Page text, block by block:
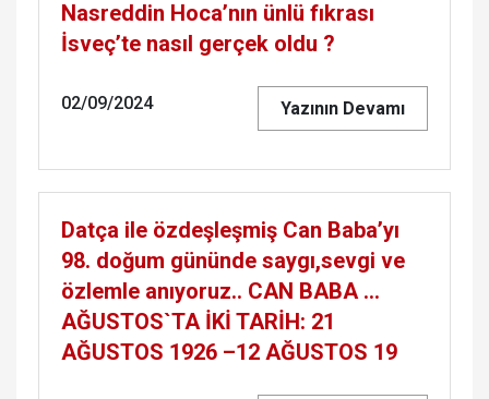
Nasreddin Hoca’nın ünlü fıkrası
İsveç’te nasıl gerçek oldu ?
02/09/2024 Yazının Devamı
Datça ile özdeşleşmiş Can Baba’yı
98. doğum gününde saygı,sevgi ve
özlemle anıyoruz.. CAN BABA …
AĞUSTOS`TA İKİ TARİH: 21
AĞUSTOS 1926 –12 AĞUSTOS 19